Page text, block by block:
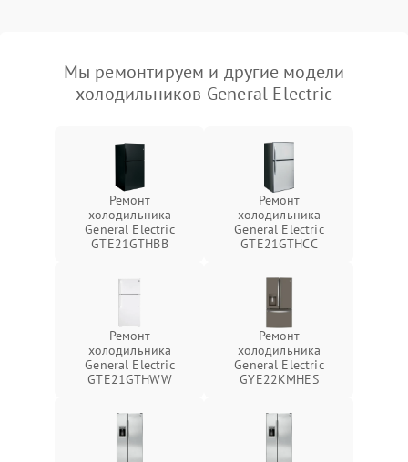
Мы ремонтируем и другие модели
холодильников General Electric
Ремонт
холодильника
General Electric
GTE21GTHBB
Ремонт
холодильника
General Electric
GTE21GTHCC
Ремонт
холодильника
General Electric
GTE21GTHWW
Ремонт
холодильника
General Electric
GYE22KMHES